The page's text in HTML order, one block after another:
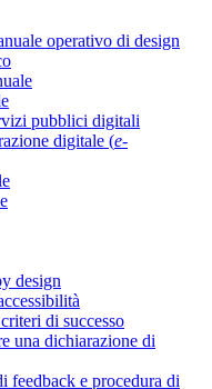
operativo di design
pubblici digitali
digitale (e-
design
di successo
una dichiarazione di
feedback e procedura di